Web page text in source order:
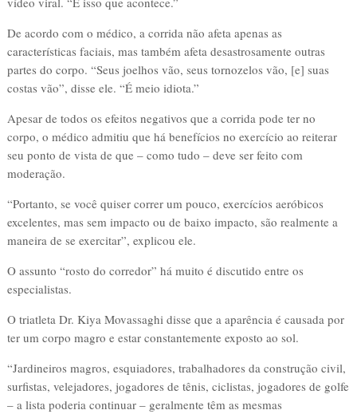
De acordo com o médico, a corrida não afeta apenas as
características faciais, mas também afeta desastrosamente outras
partes do corpo. “Seus joelhos vão, seus tornozelos vão, [e] suas
costas vão”, disse ele. “É meio idiota.”
Apesar de todos os efeitos negativos que a corrida pode ter no
corpo, o médico admitiu que há benefícios no exercício ao reiterar
seu ponto de vista de que – como tudo – deve ser feito com
moderação.
“Portanto, se você quiser correr um pouco, exercícios aeróbicos
excelentes, mas sem impacto ou de baixo impacto, são realmente a
maneira de se exercitar”, explicou ele.
O assunto “rosto do corredor” há muito é discutido entre os
especialistas.
O triatleta Dr. Kiya Movassaghi disse que a aparência é causada por
ter um corpo magro e estar constantemente exposto ao sol.
“Jardineiros magros, esquiadores, trabalhadores da construção civil,
surfistas, velejadores, jogadores de tênis, ciclistas, jogadores de golfe
– a lista poderia continuar – geralmente têm as mesmas